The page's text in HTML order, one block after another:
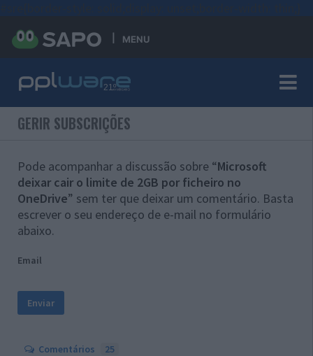
MENU
GERIR SUBSCRIÇÕES
Pode acompanhar a discussão sobre “Microsoft
deixar cair o limite de 2GB por ficheiro no
OneDrive” sem ter que deixar um comentário. Basta
escrever o seu endereço de e-mail no formulário
abaixo.
Email
Comentários 25